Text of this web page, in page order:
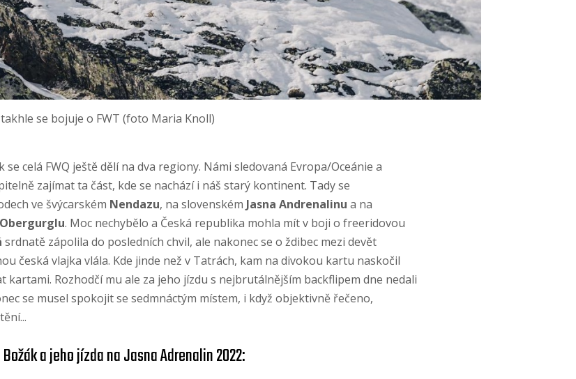
takhle se bojuje o FWT (foto Maria Knoll)
celá FWQ ještě dělí na dva regiony. Námi sledovaná Evropa/Oceánie a
zajímat ta část, kde se nachází i náš starý kontinent. Tady se
ve švýcarském Nendazu, na slovenském Jasna Andrenalinu a na
Obergurglu. Moc nechybělo a Česká republika mohla mít v boji o freeridovou
srdnatě zápolila do posledních chvil, ale nakonec se o ždibec mezi devět
česká vlajka vlála. Kde jinde než v Tatrách, kam na divokou kartu naskočil
kartami. Rozhodčí mu ale za jeho jízdu s nejbrutálnějším backflipem dne nedali
se musel spokojit se sedmnáctým místem, i když objektivně řečeno,
a jeho jízda na Jasna Adrenalin 2022: